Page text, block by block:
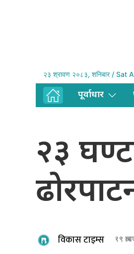
२३ श्रावण २०८३, शनिबार / Sat
पूर्वाधार
२३
विकास टाइम्स १९